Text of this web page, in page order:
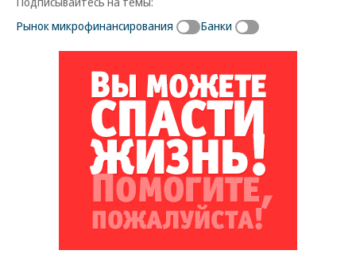
Рынок микрофинансирования
Банки